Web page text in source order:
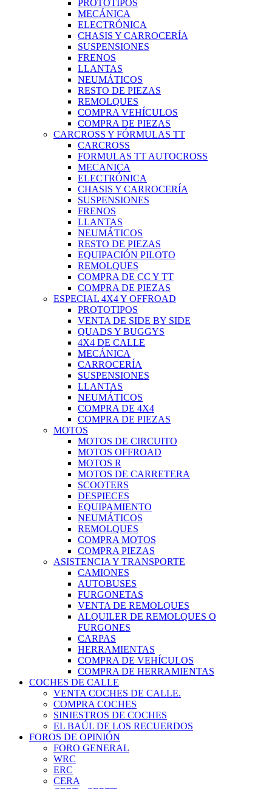
PROTOTIPOS
MECÁNICA
ELECTRÓNICA
CHASIS Y CARROCERÍA
SUSPENSIONES
FRENOS
LLANTAS
NEUMÁTICOS
RESTO DE PIEZAS
REMOLQUES
COMPRA VEHÍCULOS
COMPRA DE PIEZAS
CARCROSS Y FÓRMULAS TT
CARCROSS
FORMULAS TT AUTOCROSS
MECANICA
ELECTRÓNICA
CHASIS Y CARROCERÍA
SUSPENSIONES
FRENOS
LLANTAS
NEUMÁTICOS
RESTO DE PIEZAS
EQUIPACIÓN PILOTO
REMOLQUES
COMPRA DE CC Y TT
COMPRA DE PIEZAS
ESPECIAL 4X4 Y OFFROAD
PROTOTIPOS
VENTA DE SIDE BY SIDE
QUADS Y BUGGYS
4X4 DE CALLE
MECÁNICA
CARROCERÍA
SUSPENSIONES
LLANTAS
NEUMÁTICOS
COMPRA DE 4X4
COMPRA DE PIEZAS
MOTOS
MOTOS DE CIRCUITO
MOTOS OFFROAD
MOTOS R
MOTOS DE CARRETERA
SCOOTERS
DESPIECES
EQUIPAMIENTO
NEUMÁTICOS
REMOLQUES
COMPRA MOTOS
COMPRA PIEZAS
ASISTENCIA Y TRANSPORTE
CAMIONES
AUTOBUSES
FURGONETAS
VENTA DE REMOLQUES
ALQUILER DE REMOLQUES O
FURGONES
CARPAS
HERRAMIENTAS
COMPRA DE VEHÍCULOS
COMPRA DE HERRAMIENTAS
COCHES DE CALLE
VENTA COCHES DE CALLE.
COMPRA COCHES
SINIESTROS DE COCHES
EL BAÚL DE LOS RECUERDOS
FOROS DE OPINIÓN
FORO GENERAL
WRC
ERC
CERA